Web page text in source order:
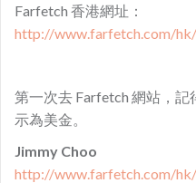
Farfetch 香港網址：
http://www.farfetch.com/hk/
第一次去 Farfetch 網站，
示為美金。
Jimmy Choo
http://www.farfetch.com/